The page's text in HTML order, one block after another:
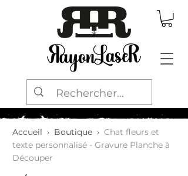
Accueil › Boutique › Chat fleurs et
texte personnalisé - Gravure Planche à
Découper